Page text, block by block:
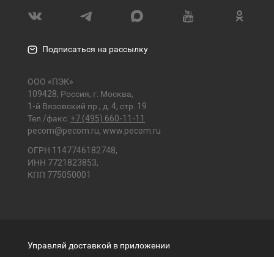
Подписаться на рассылку
ООО «ПЭК»
109428, Россия, г. Москва,
1-й Вязовский пр., д. 4, стр. 19
Тел./факс: +7 (495) 660-11-11
pecom@pecom.ru, www.pecom.ru
ОГРН 1147746182748,
ИНН 7721823853,
КПП 775050001
Управляй доставкой в приложении